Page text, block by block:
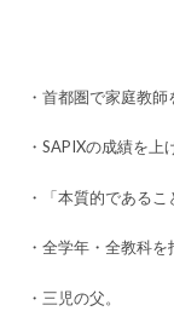
・首都圏で家庭教師
・SAPIXの成績を上
・「本質的である
・全学年・全教科を
・三児の父。